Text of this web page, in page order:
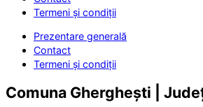
Termeni și condiții
Prezentare generală
Contact
Termeni și condiții
Comuna Gherghești |